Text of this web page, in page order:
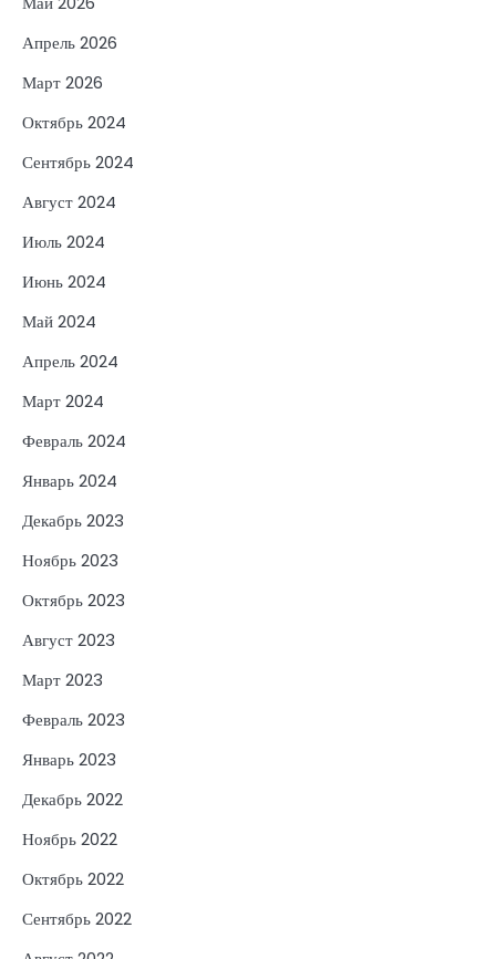
Апрель 2026
Март 2026
Октябрь 2024
Сентябрь 2024
Август 2024
Июль 2024
Июнь 2024
Май 2024
Апрель 2024
Март 2024
Февраль 2024
Январь 2024
Декабрь 2023
Ноябрь 2023
Октябрь 2023
Август 2023
Март 2023
Февраль 2023
Январь 2023
Декабрь 2022
Ноябрь 2022
Октябрь 2022
Сентябрь 2022